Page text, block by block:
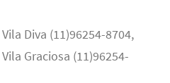
Vila Diva (11)96254-8704,
Vila Graciosa (11)96254-